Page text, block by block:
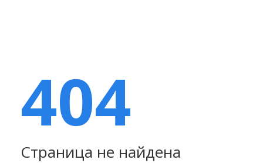
404
Страница не найдена